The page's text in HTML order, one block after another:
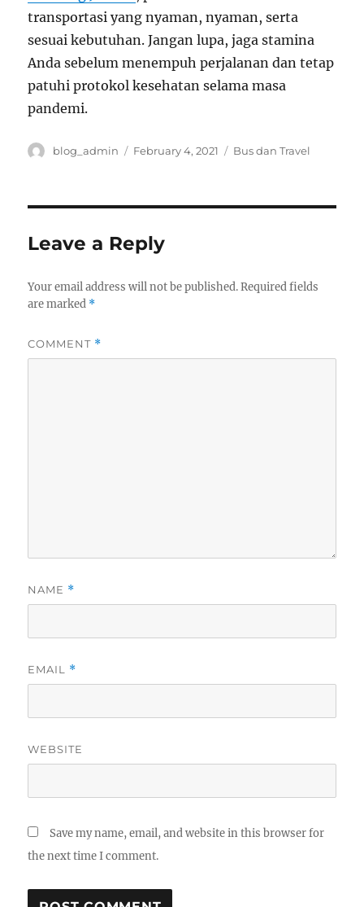
transportasi yang nyaman, nyaman, serta
sesuai kebutuhan. Jangan lupa, jaga stamina
Anda sebelum menempuh perjalanan dan tetap
patuhi protokol kesehatan selama masa
pandemi.
Author
blog_admin
Posted
February 4, 2021 Categories
Bus dan Travel
Leave a Reply
Your email address will not be published. Required fields
are marked *
COMMENT *
NAME *
EMAIL *
WEBSITE
Save my name, email, and website in this browser for
the next time I comment.